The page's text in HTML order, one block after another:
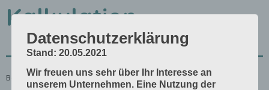
Kalkulation
Berechnung, Einschätzung
Datenschutzerklärung
Stand: 20.05.2021
Wir freuen uns sehr über Ihr Interesse an
unserem Unternehmen. Eine Nutzung der